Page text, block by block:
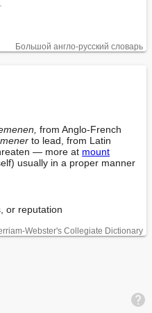
Большой англо-русский словарь
mener
— more at mount
or reputation
Webster's Collegiate Dictionary